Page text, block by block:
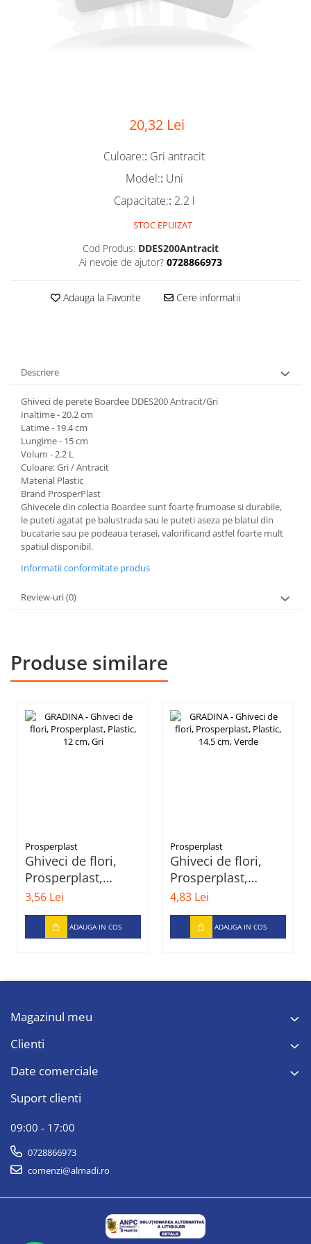
20,32 Lei
Culoare:: Gri antracit
Model:: Uni
Capacitate:: 2.2 l
STOC EPUIZAT
Cod Produs: DDES200Antracit
Ai nevoie de ajutor? 0728866973
Adauga la Favorite Cere informatii
Descriere
Ghiveci de perete Boardee DDES200 Antracit/Gri
Inaltime - 20.2 cm
Latime - 19.4 cm
Lungime - 15 cm
Volum - 2.2 L
Culoare: Gri / Antracit
Material Plastic
Brand ProsperPlast
Ghivecele din colectia Boardee sunt foarte frumoase si durabile,
le puteti agatat pe balustrada sau le puteti aseza pe blatul din
bucatarie sau pe podeaua terasei, valorificand astfel foarte mult
spatiul disponibil.
Informatii conformitate produs
Review-uri(0)
Produse similare
Prosperplast
Ghiveci de flori,
Prosperplast,
Plastic, 12 cm, Gri
3,56 Lei
ADAUGA IN COS
Prosperplast
Ghiveci de flori,
Prosperplast,
Plastic, 14.5 cm,
Verde
4,83 Lei
ADAUGA IN COS
Magazinul meu
Clienti
Date comerciale
Suport clienti
09:00 - 17:00
0728866973
comenzi@almadi.ro